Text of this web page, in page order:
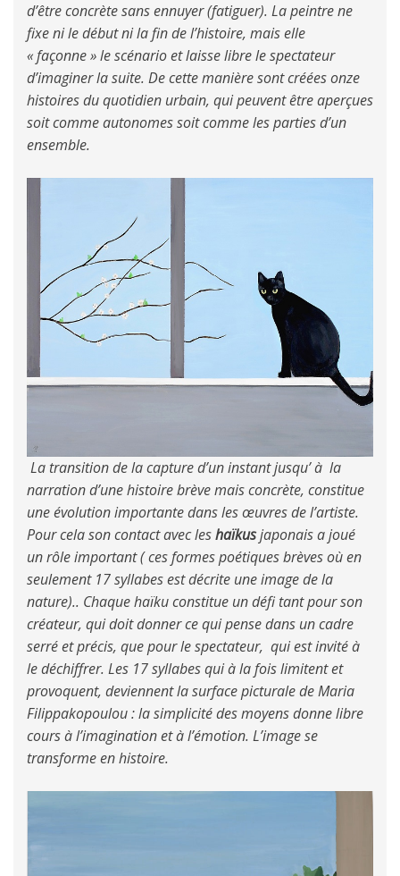
d’être concrète sans ennuyer (fatiguer). La peintre ne
fixe ni le début ni la fin de l’histoire, mais elle
« façonne » le scénario et laisse libre le spectateur
d’imaginer la suite. De cette manière sont créées onze
histoires du quotidien urbain, qui peuvent être aperçues
soit comme autonomes soit comme les parties d’un
ensemble.
La transition de la capture d’un instant jusqu’ à la
narration d’une histoire brève mais concrète, constitue
une évolution importante dans les œuvres de l’artiste.
Pour cela son contact avec leshaïkusjaponais a joué
un rôle important ( ces formes poétiques brèves où en
seulement 17 syllabes est décrite une image de la
nature).. Chaque haïku constitue un défi tant pour son
créateur, qui doit donner ce qui pense dans un cadre
serré et précis, que pour le spectateur, qui est invité à
le déchiffrer. Les 17 syllabes qui à la fois limitent et
provoquent, deviennent la surface picturale de Maria
Filippakopoulou : la simplicité des moyens donne libre
cours à l’imagination et à l’émotion. L’image se
transforme en histoire.